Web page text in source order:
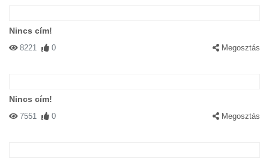
Nincs cím!
8221 0 Megosztás
Nincs cím!
7551 0 Megosztás